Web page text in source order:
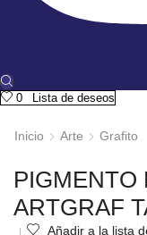
0 Lista de deseos
Inicio Arte Grafito
PIGMENTO
ARTGRAF
Añadir a la lista